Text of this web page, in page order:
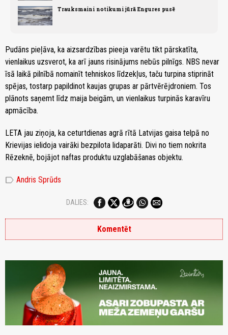
Trauksmaini notikumi jūrā Engures pusē
Pudāns pieļāva, ka aizsardzības pieeja varētu tikt pārskatīta,
vienlaikus uzsverot, ka arī jauns risinājums nebūs pilnīgs. NBS nevar
īsā laikā pilnībā nomainīt tehniskos līdzekļus, taču turpina stiprināt
spējas, tostarp papildinot kaujas grupas ar pārtvērējdroniem. Tos
plānots saņemt līdz maija beigām, un vienlaikus turpinās karavīru
apmācība.
LETA jau ziņoja, ka ceturtdienas agrā rītā Latvijas gaisa telpā no
Krievijas ielidoja vairāki bezpilota lidaparāti. Divi no tiem nokrita
Rēzeknē, bojājot naftas produktu uzglabāšanas objektu.
label Andris Sprūds
DALIES:
Komentēt